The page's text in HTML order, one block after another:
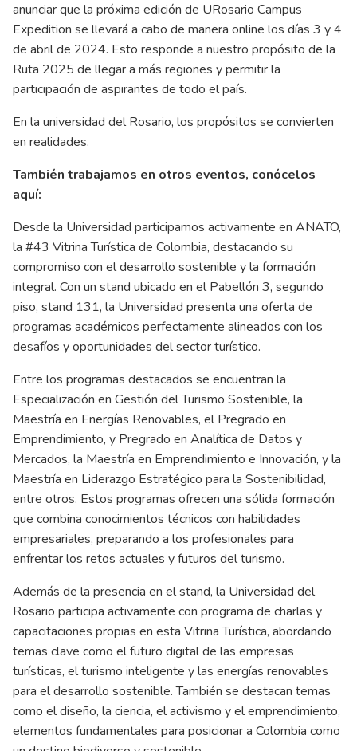
anunciar que la próxima edición de URosario Campus
Expedition se llevará a cabo de manera online los días 3 y 4
de abril de 2024. Esto responde a nuestro propósito de la
Ruta 2025 de llegar a más regiones y permitir la
participación de aspirantes de todo el país.
En la universidad del Rosario, los propósitos se convierten
en realidades.
También trabajamos en otros eventos, conócelos
aquí:
Desde la Universidad participamos activamente en ANATO,
la #43 Vitrina Turística de Colombia, destacando su
compromiso con el desarrollo sostenible y la formación
integral. Con un stand ubicado en el Pabellón 3, segundo
piso, stand 131, la Universidad presenta una oferta de
programas académicos perfectamente alineados con los
desafíos y oportunidades del sector turístico.
Entre los programas destacados se encuentran la
Especialización en Gestión del Turismo Sostenible, la
Maestría en Energías Renovables, el Pregrado en
Emprendimiento, y Pregrado en Analítica de Datos y
Mercados, la Maestría en Emprendimiento e Innovación, y la
Maestría en Liderazgo Estratégico para la Sostenibilidad,
entre otros. Estos programas ofrecen una sólida formación
que combina conocimientos técnicos con habilidades
empresariales, preparando a los profesionales para
enfrentar los retos actuales y futuros del turismo.
Además de la presencia en el stand, la Universidad del
Rosario participa activamente con programa de charlas y
capacitaciones propias en esta Vitrina Turística, abordando
temas clave como el futuro digital de las empresas
turísticas, el turismo inteligente y las energías renovables
para el desarrollo sostenible. También se destacan temas
como el diseño, la ciencia, el activismo y el emprendimiento,
elementos fundamentales para posicionar a Colombia como